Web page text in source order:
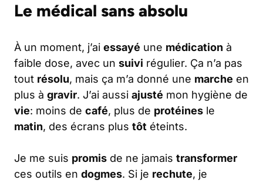
Le médical sans absolu
À un moment, j’ai essayé une médication à
faible dose, avec un suivi régulier. Ça n’a pas
tout résolu, mais ça m’a donné une marche en
plus à gravir. J’ai aussi ajusté mon hygiène de
vie: moins de café, plus de protéines le
matin, des écrans plus tôt éteints.
Je me suis promis de ne jamais transformer
ces outils en dogmes. Si je rechute, je